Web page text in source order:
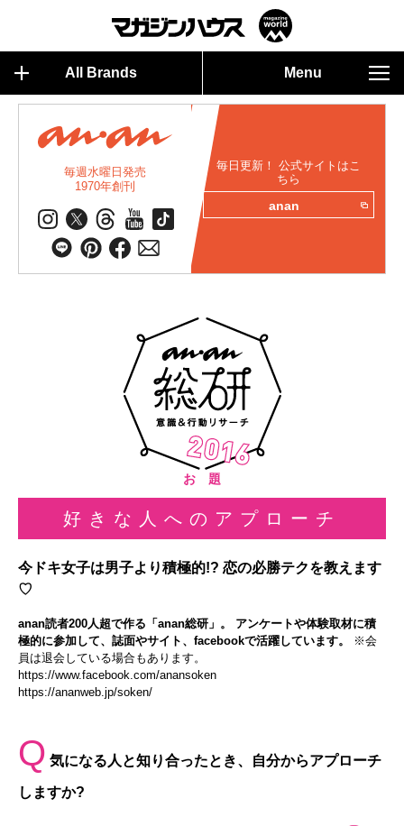
All Brands Menu
毎週水曜日発売
1970年創刊
毎日更新！ 公式サイトはこ
ちら
anan
お 題
好きな人へのアプローチ
今ドキ女子は男子より積極的!? 恋の必勝テクを教えます
♡
anan読者200人超で作る「anan総研」。 アンケートや体験取材に積
極的に参加して、誌面やサイト、facebookで活躍しています。
※会
員は退会している場合もあります。
https://www.facebook.com/anansoken
https://ananweb.jp/soken/
Q 気になる人と知り合ったとき、自分からアプローチ
しますか?